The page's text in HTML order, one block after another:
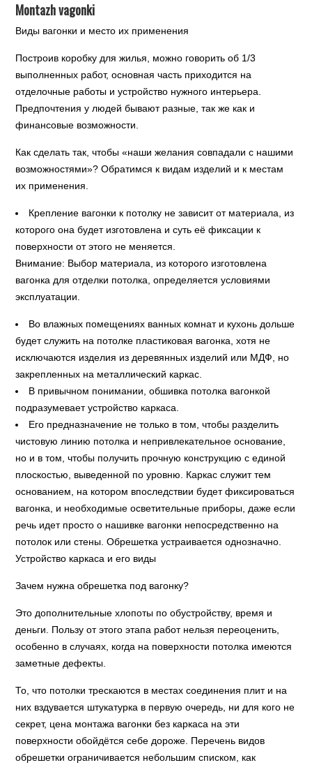
Montazh vagonki
Виды вагонки и место их применения
Построив коробку для жилья, можно говорить об 1/3
выполненных работ, основная часть приходится на
отделочные работы и устройство нужного интерьера.
Предпочтения у людей бывают разные, так же как и
финансовые возможности.
Как сделать так, чтобы «наши желания совпадали с нашими
возможностями»? Обратимся к видам изделий и к местам
их применения.
Крепление вагонки к потолку не зависит от материала, из
которого она будет изготовлена и суть её фиксации к
поверхности от этого не меняется.
Внимание: Выбор материала, из которого изготовлена
вагонка для отделки потолка, определяется условиями
эксплуатации.
Во влажных помещениях ванных комнат и кухонь дольше
будет служить на потолке пластиковая вагонка, хотя не
исключаются изделия из деревянных изделий или МДФ, но
закрепленных на металлический каркас.
В привычном понимании, обшивка потолка вагонкой
подразумевает устройство каркаса.
Его предназначение не только в том, чтобы разделить
чистовую линию потолка и непривлекательное основание,
но и в том, чтобы получить прочную конструкцию с единой
плоскостью, выведенной по уровню. Каркас служит тем
основанием, на котором впоследствии будет фиксироваться
вагонка, и необходимые осветительные приборы, даже если
речь идет просто о нашивке вагонки непосредственно на
потолок или стены. Обрешетка устраивается однозначно.
Устройство каркаса и его виды
Зачем нужна обрешетка под вагонку?
Это дополнительные хлопоты по обустройству, время и
деньги. Пользу от этого этапа работ нельзя переоценить,
особенно в случаях, когда на поверхности потолка имеются
заметные дефекты.
То, что потолки трескаются в местах соединения плит и на
них вздувается штукатурка в первую очередь, ни для кого не
секрет, цена монтажа вагонки без каркаса на эти
поверхности обойдётся себе дороже. Перечень видов
обрешетки ограничивается небольшим списком, как